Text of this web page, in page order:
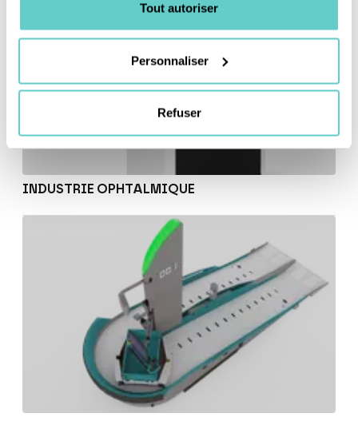
Tout autoriser
Personnaliser
Refuser
INDUSTRIE OPHTALMIQUE